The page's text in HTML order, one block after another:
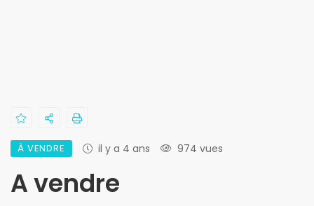
À VENDRE il y a 4 ans 974 vues
A vendre